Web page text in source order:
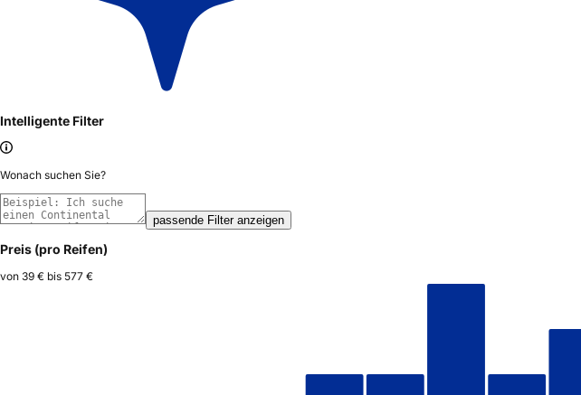
Intelligente Filter
Wonach suchen Sie?
passende Filter anzeigen
Preis (pro Reifen)
von 39 € bis 577 €